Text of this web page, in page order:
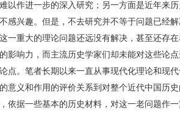
以作进一步的深入研究；另一方面是近年来
感兴趣。但是，不去研究并不等于问题已经
一重大的理论问题还远没有解决，甚至还存
影响力，而主流历史学家们却未能对这些论
点。笔者长期以来一直从事现代化理论和现
意义和作用的评价关系到对整个近代中国历
据一些基本的历史材料，对这一老问题作一